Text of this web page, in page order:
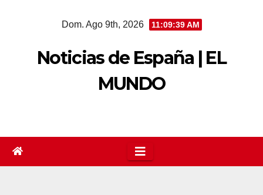
Dom. Ago 9th, 2026 11:09:40 AM
Noticias de España | EL
MUNDO